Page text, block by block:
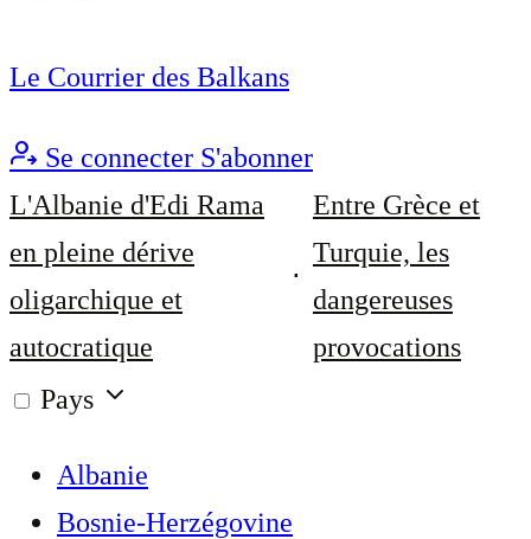
Le Courrier des Balkans
Se connecter S'abonner
L'Albanie d'Edi Rama
en pleine dérive
oligarchique et
autocratique
Entre Grèce et
Turquie, les
dangereuses
provocations
Pays
Albanie
Bosnie-Herzégovine